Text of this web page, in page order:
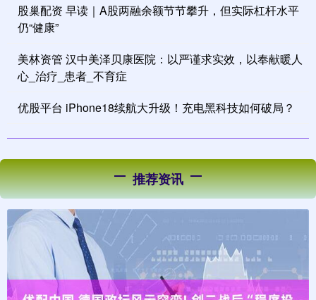
股巢配资 早读｜A股两融余额节节攀升，但实际杠杆水平
仍“健康”
美林资管 汉中美泽贝康医院：以严谨求实效，以奉献暖人
心_治疗_患者_不育症
优股平台 iPhone18续航大升级！充电黑科技如何破局？
推荐资讯